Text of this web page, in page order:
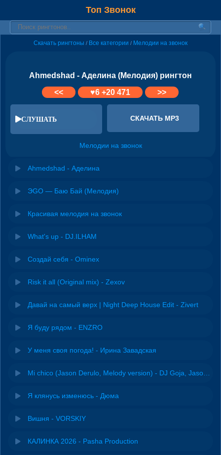
Топ Звонок
Скачать рингтоны / Все категории / Мелодии на звонок
Ahmedshad - Аделина (Мелодия) рингтон
<<
♥6+20 471 >>
СЛУШАТЬ СКАЧАТЬ MP3
Мелодии на звонок
Ahmedshad - Аделина
ЭGO — Баю Бай (Мелодия)
Красивая мелодия на звонок
What's up - DJ.ILHAM
Создай себя - Ominex
Risk it all (Original mix) - Zexov
Давай на самый верх | Night Deep House Edit - Zivert
Я буду рядом - ENZRO
У меня своя погода! - Ирина Завадская
Я клянусь изменюсь - Дюма
Вишня - VORSKIY
КАЛИНКА 2026 - Pasha Production